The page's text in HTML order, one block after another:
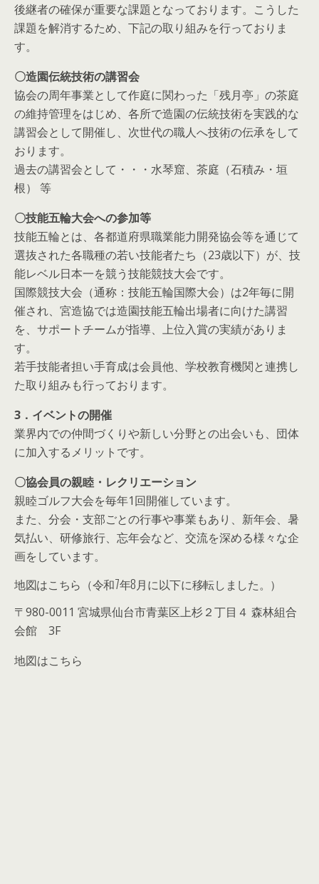
後継者の確保が重要な課題となっております。こうした
課題を解消するため、下記の取り組みを行っておりま
す。
〇造園伝統技術の講習会
協会の周年事業として作庭に関わった「残月亭」の茶庭
の維持管理をはじめ、各所で造園の伝統技術を実践的な
講習会として開催し、次世代の職人へ技術の伝承をして
おります。
過去の講習会として・・・水琴窟、茶庭（石積み・垣
根） 等
〇技能五輪大会への参加等
技能五輪とは、各都道府県職業能力開発協会等を通じて
選抜された各職種の若い技能者たち（23歳以下）が、技
能レベル日本一を競う技能競技大会です。
国際競技大会（通称：技能五輪国際大会）は2年毎に開
催され、宮造協では造園技能五輪出場者に向けた講習
を、サポートチームが指導、上位入賞の実績がありま
す。
若手技能者担い手育成は会員他、学校教育機関と連携し
た取り組みも行っております。
3．イベントの開催
業界内での仲間づくりや新しい分野との出会いも、団体
に加入するメリットです。
〇協会員の親睦・レクリエーション
親睦ゴルフ大会を毎年1回開催しています。
また、分会・支部ごとの行事や事業もあり、新年会、暑
気払い、研修旅行、忘年会など、交流を深める様々な企
画をしています。
地図はこちら（令和7年8月に以下に移転しました。）
〒980-0011 宮城県仙台市青葉区上杉２丁目４ 森林組合
会館 3F
地図はこちら